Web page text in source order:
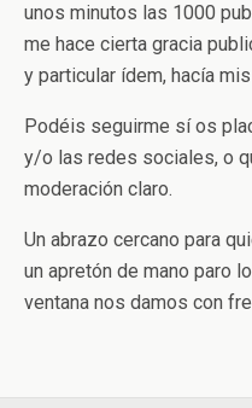
unos minutos las 1000
me hace cierta gracia
y particular ídem, hacía
Podéis seguirme sí os
y/o las redes sociales, o
moderación claro.
Un abrazo cercano para
un apretón de mano paro
ventana nos damos con